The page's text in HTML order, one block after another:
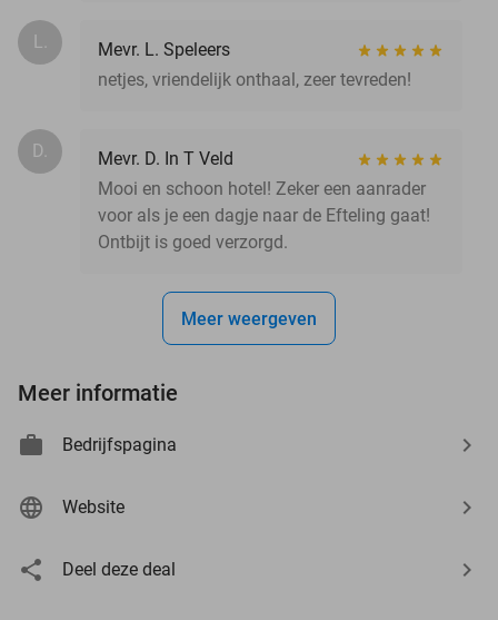
L.
Mevr. L. Speleers
netjes, vriendelijk onthaal, zeer tevreden!
D.
Mevr. D. In T Veld
Mooi en schoon hotel! Zeker een aanrader
voor als je een dagje naar de Efteling gaat!
Ontbijt is goed verzorgd.
Meer weergeven
Meer informatie
Bedrijfspagina
Website
Deel deze deal